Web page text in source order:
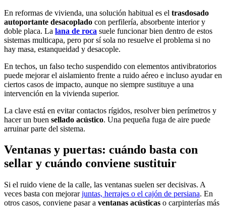
En reformas de vivienda, una solución habitual es el trasdosado
autoportante desacoplado con perfilería, absorbente interior y
doble placa. La lana de roca suele funcionar bien dentro de estos
sistemas multicapa, pero por sí sola no resuelve el problema si no
hay masa, estanqueidad y desacople.
En techos, un falso techo suspendido con elementos antivibratorios
puede mejorar el aislamiento frente a ruido aéreo e incluso ayudar en
ciertos casos de impacto, aunque no siempre sustituye a una
intervención en la vivienda superior.
La clave está en evitar contactos rígidos, resolver bien perímetros y
hacer un buen sellado acústico. Una pequeña fuga de aire puede
arruinar parte del sistema.
Ventanas y puertas: cuándo basta con
sellar y cuándo conviene sustituir
Si el ruido viene de la calle, las ventanas suelen ser decisivas. A
veces basta con mejorarjuntas, herrajes o el cajón de persiana. En
otros casos, conviene pasar a ventanas acústicas o carpinterías más